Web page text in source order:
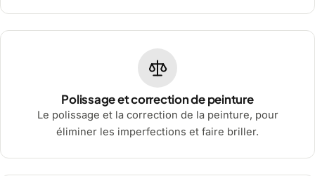
Polissage et correction de peinture
Le polissage et la correction de la peinture, pour
éliminer les imperfections et faire briller.